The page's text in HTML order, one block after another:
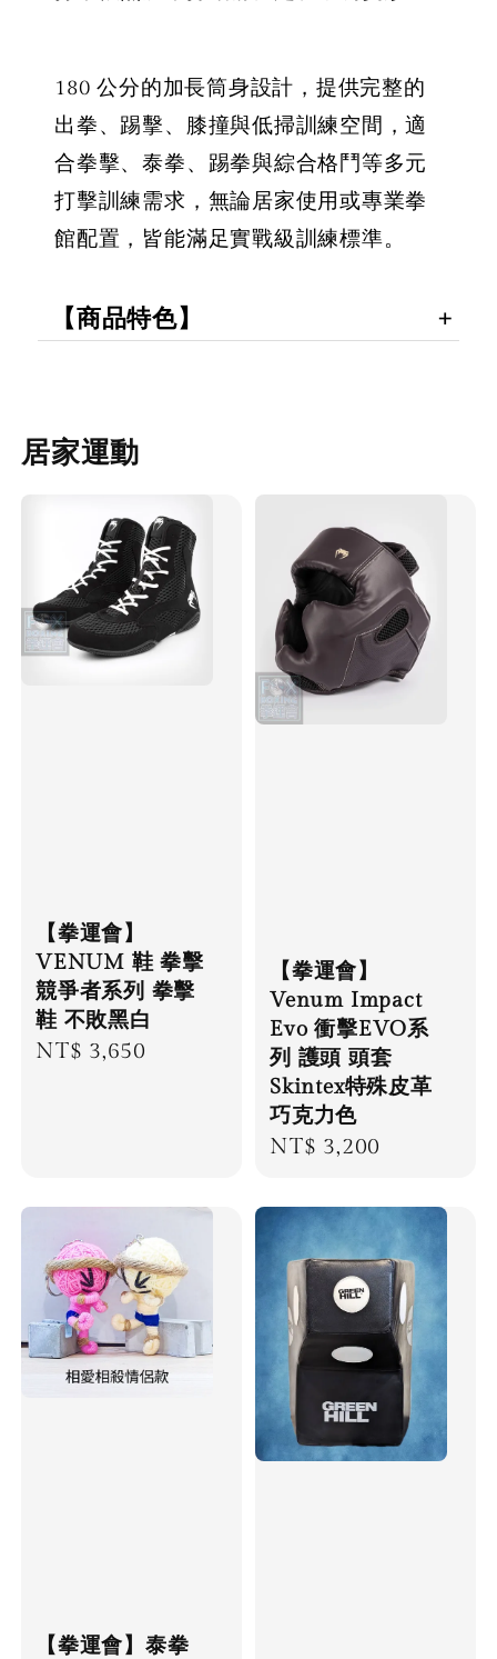
180 公分的加長筒身設計，提供完整的
出拳、踢擊、膝撞與低掃訓練空間，適
合拳擊、泰拳、踢拳與綜合格鬥等多元
打擊訓練需求，無論居家使用或專業拳
館配置，皆能滿足實戰級訓練標準。
【商品特色】
居家運動
【拳運會】
VENUM 鞋 拳擊
競爭者系列 拳擊
鞋 不敗黑白
Regular
NT$ 3,650
【拳運會】
Venum Impact
Evo 衝擊EVO系
列 護頭 頭套
Skintex特殊皮革
巧克力色
Regular
NT$ 3,200
【拳運會】泰拳